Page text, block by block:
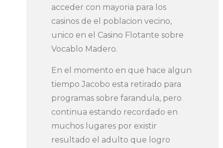
acceder con mayoria para los
casinos de el poblacion vecino,
unico en el Casino Flotante sobre
Vocablo Madero.
En el momento en que hace algun
tiempo Jacobo esta retirado para
programas sobre farandula, pero
continua estando recordado en
muchos lugares por existir
resultado el adulto que logro